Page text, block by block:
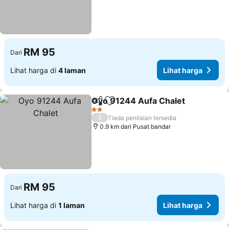
Dari RM 95
Lihat harga di 4 laman Lihat harga
KongsiTambah ke favorit
Oyo 91244 Aufa Chalet
2 Bintang
/
Tiada penilaian tersedia
0.9 km dari Pusat bandar
Dari RM 95
Lihat harga di 1 laman Lihat harga